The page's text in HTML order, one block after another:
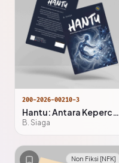
200-2026-00210-3
Hantu: Antara Kepercayaan, Khayalan dan Cara Kerja Pikiran
B. Siaga
Non Fiksi [NFK]